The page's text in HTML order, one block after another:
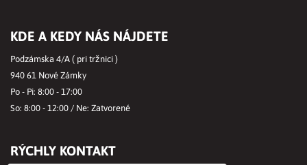
KDE A KEDY NÁS NÁJDETE
Podzámska 4/A ( pri tržnici )
940 61 Nové Zámky
Po - Pi: 8:00 - 17:00
So: 8:00 - 12:00 / Ne: Zatvorené
RÝCHLY KONTAKT